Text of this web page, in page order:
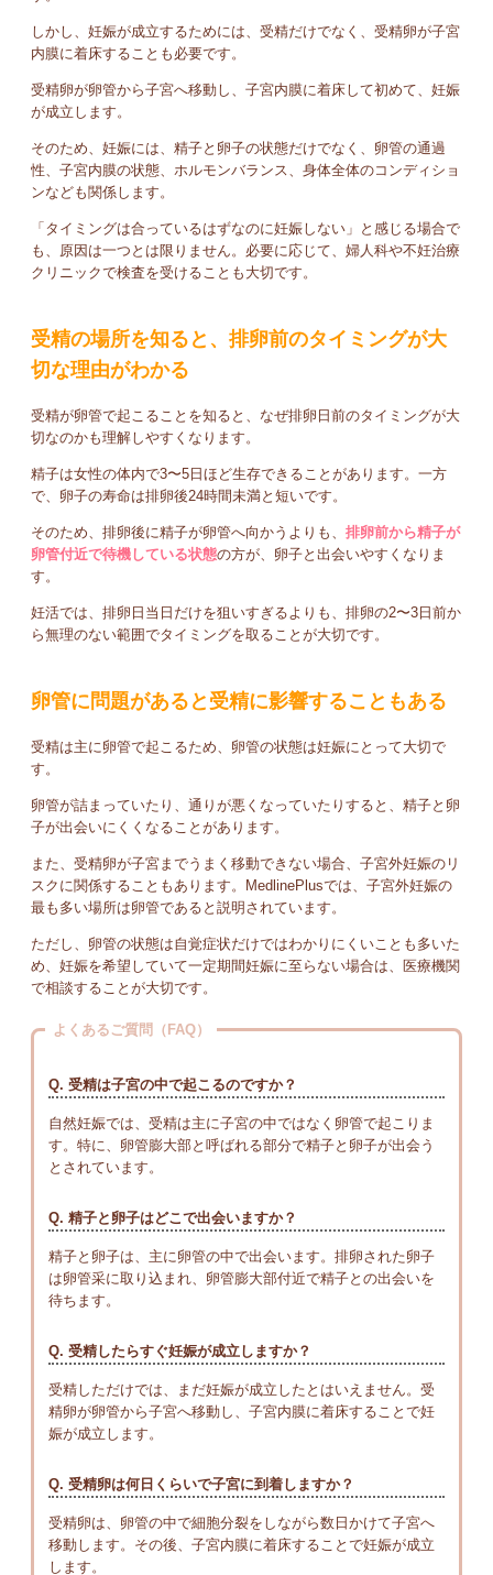
しかし、妊娠が成立するためには、受精だけでなく、受精卵が子宮
内膜に着床することも必要です。
受精卵が卵管から子宮へ移動し、子宮内膜に着床して初めて、妊娠
が成立します。
そのため、妊娠には、精子と卵子の状態だけでなく、卵管の通過
性、子宮内膜の状態、ホルモンバランス、身体全体のコンディショ
ンなども関係します。
「タイミングは合っているはずなのに妊娠しない」と感じる場合で
も、原因は一つとは限りません。必要に応じて、婦人科や不妊治療
クリニックで検査を受けることも大切です。
受精の場所を知ると、排卵前のタイミングが大
切な理由がわかる
受精が卵管で起こることを知ると、なぜ排卵日前のタイミングが大
切なのかも理解しやすくなります。
精子は女性の体内で3〜5日ほど生存できることがあります。一方
で、卵子の寿命は排卵後24時間未満と短いです。
そのため、排卵後に精子が卵管へ向かうよりも、 排卵前から精子が
卵管付近で待機している状態の方が、卵子と出会いやすくなりま
す。
妊活では、排卵日当日だけを狙いすぎるよりも、排卵の2〜3日前か
ら無理のない範囲でタイミングを取ることが大切です。
卵管に問題があると受精に影響することもある
受精は主に卵管で起こるため、卵管の状態は妊娠にとって大切で
す。
卵管が詰まっていたり、通りが悪くなっていたりすると、精子と卵
子が出会いにくくなることがあります。
また、受精卵が子宮までうまく移動できない場合、子宮外妊娠のリ
スクに関係することもあります。MedlinePlusでは、子宮外妊娠の
最も多い場所は卵管であると説明されています。
ただし、卵管の状態は自覚症状だけではわかりにくいことも多いた
め、妊娠を希望していて一定期間妊娠に至らない場合は、医療機関
で相談することが大切です。
よくあるご質問（FAQ）
Q. 受精は子宮の中で起こるのですか？
自然妊娠では、受精は主に子宮の中ではなく卵管で起こりま
す。特に、卵管膨大部と呼ばれる部分で精子と卵子が出会う
とされています。
Q. 精子と卵子はどこで出会いますか？
精子と卵子は、主に卵管の中で出会います。排卵された卵子
は卵管采に取り込まれ、卵管膨大部付近で精子との出会いを
待ちます。
Q. 受精したらすぐ妊娠が成立しますか？
受精しただけでは、まだ妊娠が成立したとはいえません。受
精卵が卵管から子宮へ移動し、子宮内膜に着床することで妊
娠が成立します。
Q. 受精卵は何日くらいで子宮に到着しますか？
受精卵は、卵管の中で細胞分裂をしながら数日かけて子宮へ
移動します。その後、子宮内膜に着床することで妊娠が成立
します。